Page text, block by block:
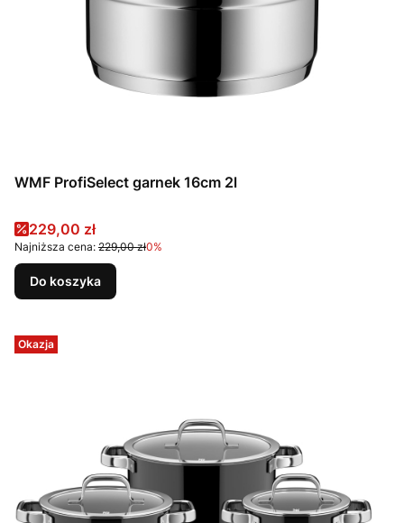
WMF ProfiSelect garnek 16cm 2l
Cena promocyjna
229,00 zł
Najniższa cena: 229,00 zł0%
Do koszyka
Okazja